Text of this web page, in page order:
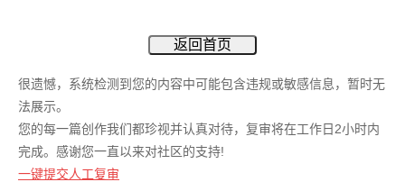
返回首页
很遗憾，系统检测到您的内容中可能包含违规或敏感信息，暂时无
法展示。
您的每一篇创作我们都珍视并认真对待，复审将在工作日2小时内
完成。感谢您一直以来对社区的支持!
一键提交人工复审